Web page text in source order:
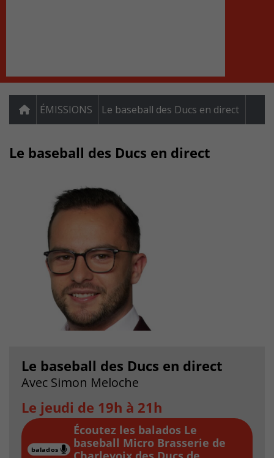
ÉMISSIONS Le baseball des Ducs en direct
Le baseball des Ducs en direct
Le baseball des Ducs en direct
Avec Simon Meloche
Le jeudi de 19h à 21h
Le
baseball Micro Brasserie de